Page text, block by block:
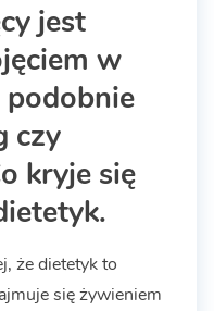
jest
w
czy
kryje się
że dietetyk to
się żywieniem